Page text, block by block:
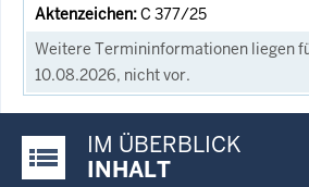
C 377/25
Weitere Termininformationen liegen
10.08.2026, nicht vor.
Justiz-Portal im Überblick:
IM ÜBERBLICK
INHALT